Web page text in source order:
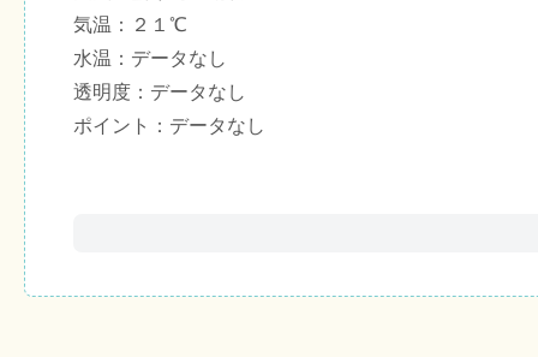
気温：２１℃
水温：データなし
透明度：データなし
ポイント：データなし